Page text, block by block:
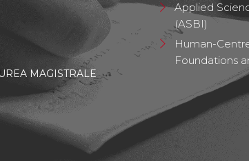
MAGISTRALE
Applied
(ASBI)
Human-
Foundations